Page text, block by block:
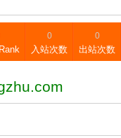
0
入站次数
0
出站次数